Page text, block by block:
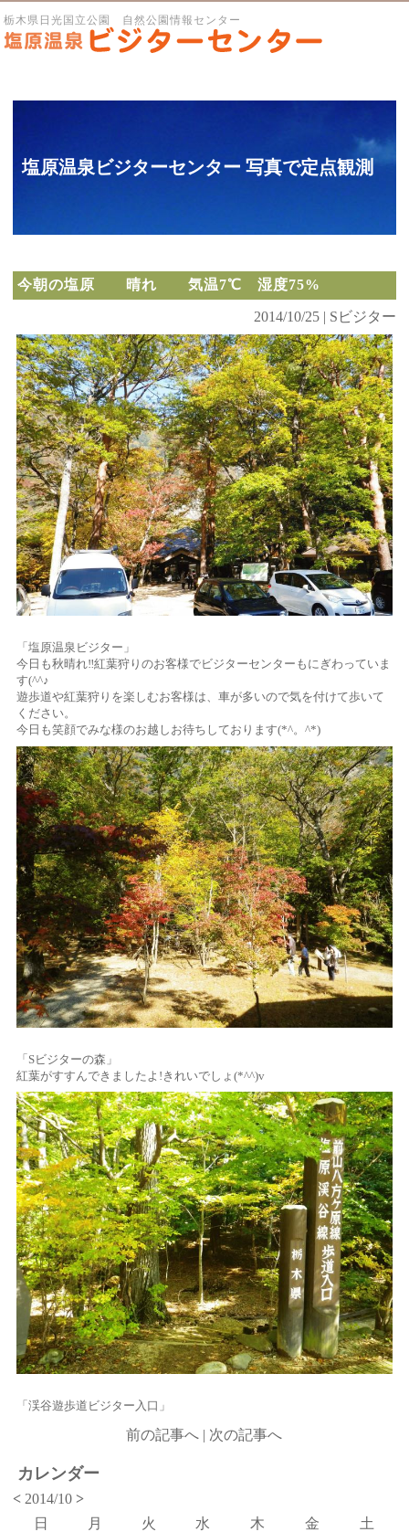
栃木県日光国立公園 自然公園情報センター
塩原温泉ビジターセンター 写真で定点観測
今朝の塩原 晴れ 気温7℃ 湿度75%
2014/10/25 | Sビジター
「塩原温泉ビジター」
今日も秋晴れ‼紅葉狩りのお客様でビジターセンターもにぎわっていま
す(^^♪
遊歩道や紅葉狩りを楽しむお客様は、車が多いので気を付けて歩いて
ください。
今日も笑顔でみな様のお越しお待ちしております(*^。^*)
「Sビジターの森」
紅葉がすすんできましたよ!きれいでしょ(*^^)v
「渓谷遊歩道ビジター入口」
前の記事へ | 次の記事へ
カレンダー
< 2014/10>
日
月 火 水 木 金
土